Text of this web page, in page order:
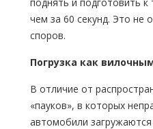
чем за 60 секунд. Это не
споров.
Погрузка как
В отличие от
«пауков», в которых
автомобили